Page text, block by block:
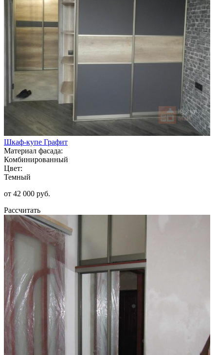
Шкаф-купе Графит
Материал фасада:
Комбинированный
Цвет:
Темный
от 42 000 руб.
Рассчитать